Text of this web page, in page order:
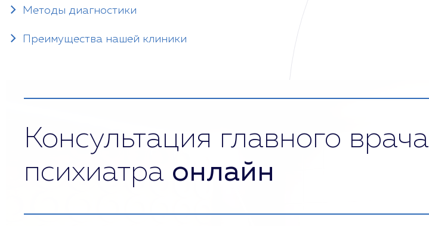
Методы диагностики
Преимущества нашей клиники
Консультация главного врача
психиатра онлайн